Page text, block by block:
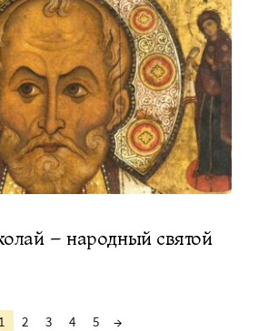
– народный святой
1 2 3 4 5 →